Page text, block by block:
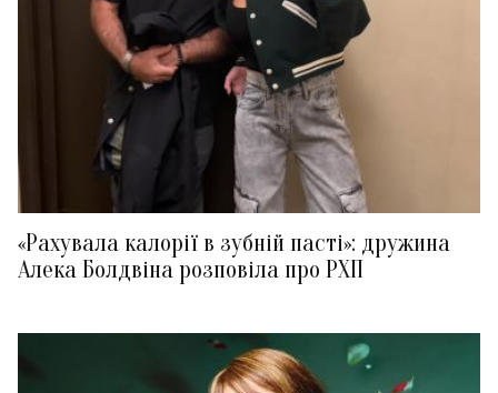
«Рахувала калорії в зубній пасті»: дружина
Алека Болдвіна розповіла про РХП